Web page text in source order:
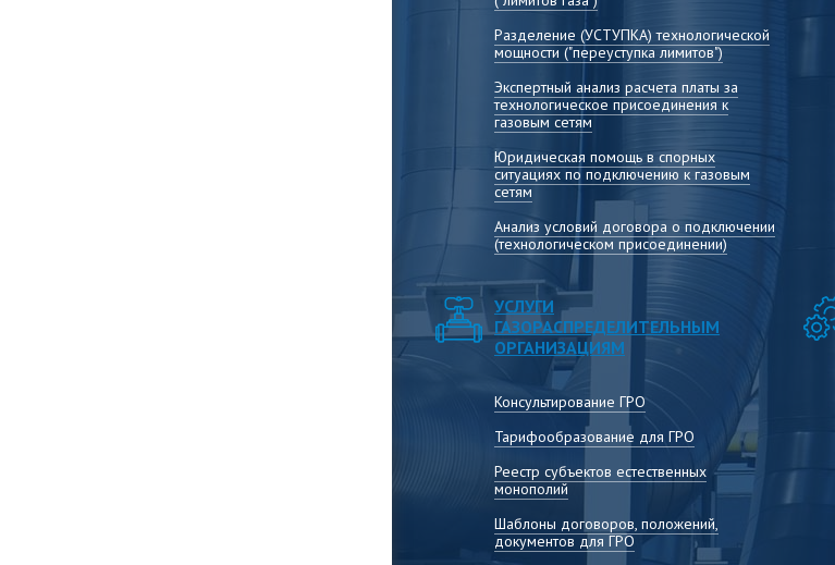
Консультирование по вопросам расчёта,
установления и применения тарифов, раскрытия
информации, сдачи отчётных форм и другим
вопросам деятельности теплоснабжающих
организаций
Разделение (УСТУПКА) технологической
мощности ("переуступка лимитов")
Экспертный анализ расчета платы за
технологическое присоединения к
газовым сетям
Юридическая помощь в спорных
ситуациях по подключению к газовым
сетям
Анализ условий договора о подключении
(технологическом присоединении)
УСЛУГИ
ГАЗОРАСПРЕДЕЛИТЕЛЬНЫМ
ОРГАНИЗАЦИЯМ
Консультирование ГРО
Тарифообразование для ГРО
Реестр субъектов естественных
монополий
Шаблоны договоров, положений,
документов для ГРО